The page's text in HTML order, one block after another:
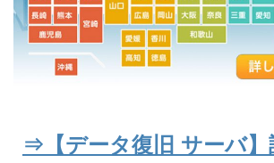
⇒【データ復旧 サーバ】